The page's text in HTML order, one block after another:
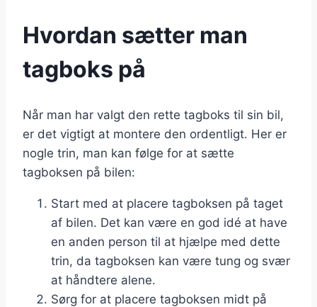
Hvordan sætter man
tagboks på
Når man har valgt den rette tagboks til sin bil,
er det vigtigt at montere den ordentligt. Her er
nogle trin, man kan følge for at sætte
tagboksen på bilen:
Start med at placere tagboksen på taget
af bilen. Det kan være en god idé at have
en anden person til at hjælpe med dette
trin, da tagboksen kan være tung og svær
at håndtere alene.
Sørg for at placere tagboksen midt på